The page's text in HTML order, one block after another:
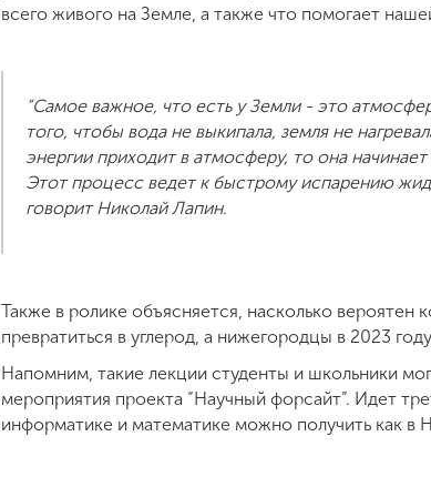
всего живого на Земле, а также что помогает
“Самое важное, что есть у Земли - это
того, чтобы вода не выкипала, земля не
энергии приходит в атмосферу, то она
Этот процесс ведет к быстрому испарению
говорит Николай Лапин.
Также в ролике объясняется, насколько
превратиться в углерод, а нижегородцы в 2023
Напомним, такие лекции студенты и школьники
мероприятия проекта “Научный форсайт”. Идет
информатике и математике можно получить как в